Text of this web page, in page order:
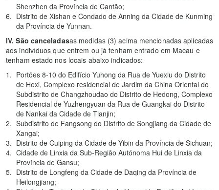
Shenzhen da Província de Cantão;
Distrito de Xishan e Condado de Anning da Cidade de Kunming
da Província de Yunnan.
IV. São canceladasas medidas (3) acima mencionadas aplicadas
aos indivíduos que entrem ou já tenham entrado em Macau e
tenham estado nos locais abaixo indicados:
Portões 8-10 do Edifício Yuhong da Rua de Yuexiu do Distrito
de Hexi, Complexo residencial de Jardim da China Oriental do
Subdistrito de Changzhoudao do Distrito de Hedong, Complexo
Residencial de Yuzhengyuan da Rua de Guangkai do Distrito
de Nankai da Cidade de Tianjin;
Subdistrito de Fangsong do Distrito de Songjiang da Cidade de
Xangai;
Distrito de Cuiping da Cidade de Yibin da Província de Sichuan;
Cidade de Linxia da Sub-Região Autónoma Hui de Linxia da
Província de Gansu;
Distrito de Longfeng da Cidade de Daqing da Província de
Heilongjiang;